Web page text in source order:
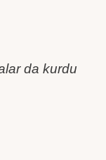
da kurdu